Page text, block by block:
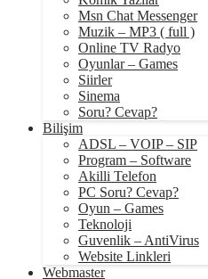
Msn Chat Messenger
Muzik – MP3 ( full )
Online TV Radyo
Oyunlar – Games
Siirler
Sinema
Soru? Cevap?
Bilişim
ADSL – VOIP – SIP
Program – Software
Akilli Telefon
PC Soru? Cevap?
Oyun – Games
Teknoloji
Guvenlik – AntiVirus
Website Linkleri
Webmaster